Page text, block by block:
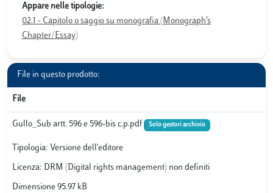
Appare nelle tipologie:
02.1 - Capitolo o saggio su monografia (Monograph’s
Chapter/Essay)
File in questo prodotto:
File
Gullo_Sub artt. 596 e 596-bis c.p.pdf Solo gestori archivio
Tipologia: Versione dell'editore
Licenza: DRM (Digital rights management) non definiti
Dimensione 95.97 kB